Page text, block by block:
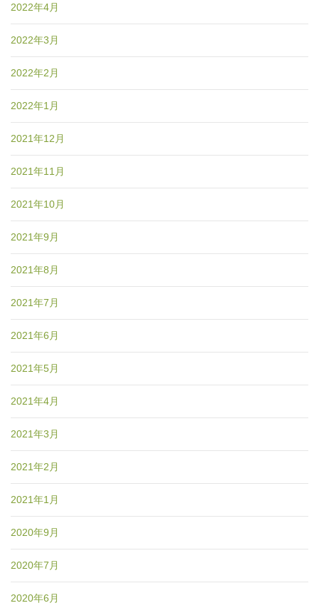
2022年4月
2022年3月
2022年2月
2022年1月
2021年12月
2021年11月
2021年10月
2021年9月
2021年8月
2021年7月
2021年6月
2021年5月
2021年4月
2021年3月
2021年2月
2021年1月
2020年9月
2020年7月
2020年6月